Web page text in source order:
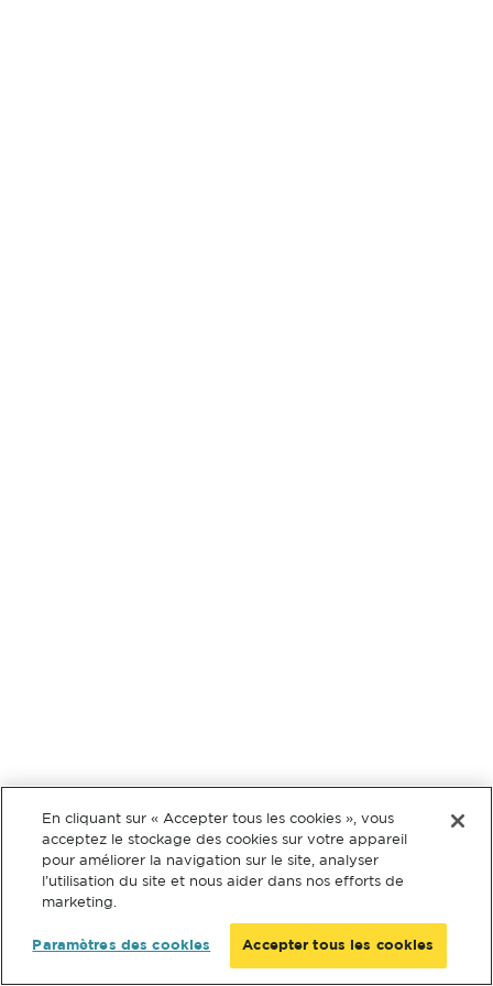
En cliquant sur « Accepter tous les cookies », vous
acceptez le stockage des cookies sur votre appareil
pour améliorer la navigation sur le site, analyser
l’utilisation du site et nous aider dans nos efforts de
marketing.
Paramètres des cookies Accepter tous les cookies